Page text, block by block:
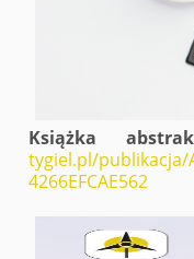
Książka
tygiel.pl/publikacja/
4266EFCAE562